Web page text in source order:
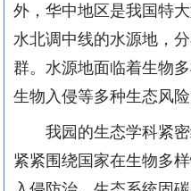
外，华中地区是我国特
水北调中线的水源地，
群。水源地面临着生物
生物入侵等多种生态风险
我园的生态学科紧密
紧紧围绕国家在生物多